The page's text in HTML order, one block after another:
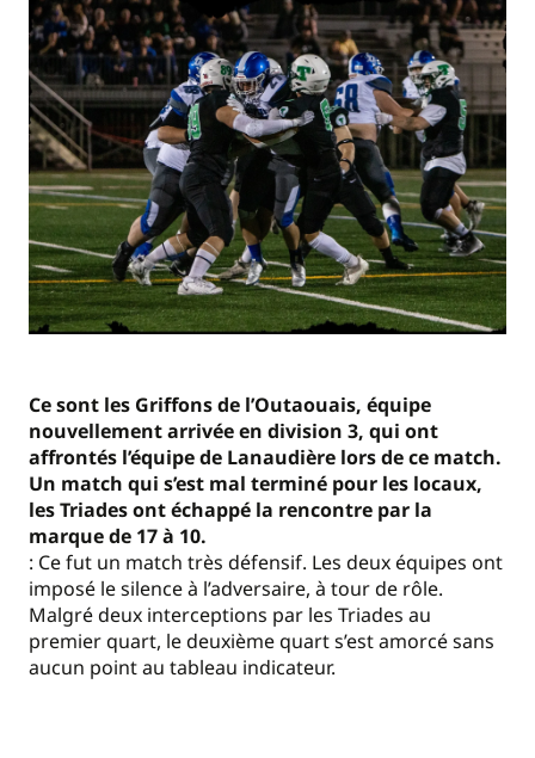
Ce sont les Griffons de l’Outaouais, équipe
nouvellement arrivée en division 3, qui ont
affrontés l’équipe de Lanaudière lors de ce match.
Un match qui s’est mal terminé pour les locaux,
les Triades ont échappé la rencontre par la
marque de 17 à 10.
: Ce fut un match très défensif. Les deux équipes ont
imposé le silence à l’adversaire, à tour de rôle.
Malgré deux interceptions par les Triades au
premier quart, le deuxième quart s’est amorcé sans
aucun point au tableau indicateur.